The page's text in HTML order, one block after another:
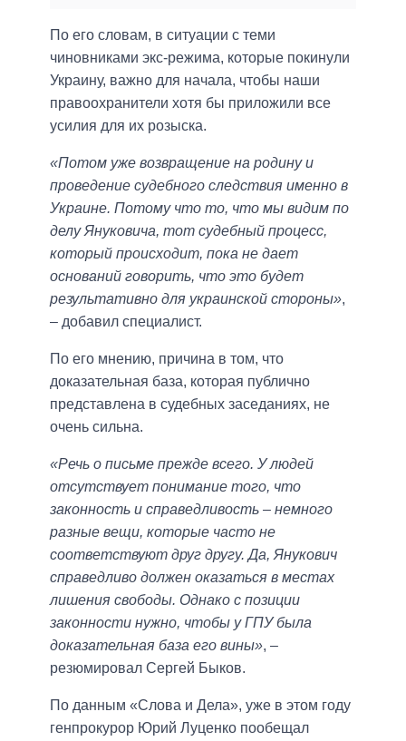
По его словам, в ситуации с теми
чиновниками экс-режима, которые покинули
Украину, важно для начала, чтобы наши
правоохранители хотя бы приложили все
усилия для их розыска.
«Потом уже возвращение на родину и
проведение судебного следствия именно в
Украине. Потому что то, что мы видим по
делу Януковича, тот судебный процесс,
который происходит, пока не дает
оснований говорить, что это будет
результативно для украинской стороны»,
– добавил специалист.
По его мнению, причина в том, что
доказательная база, которая публично
представлена в судебных заседаниях, не
очень сильна.
«Речь о письме прежде всего. У людей
отсутствует понимание того, что
законность и справедливость – немного
разные вещи, которые часто не
соответствуют друг другу. Да, Янукович
справедливо должен оказаться в местах
лишения свободы. Однако с позиции
законности нужно, чтобы у ГПУ была
доказательная база его вины», –
резюмировал Сергей Быков.
По данным «Слова и Дела», уже в этом году
генпрокурор Юрий Луценко пообещал